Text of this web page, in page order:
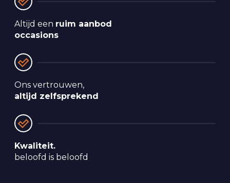
Altijd een ruim aanbod
occasions
Ons vertrouwen,
altijd zelfsprekend
Kwaliteit.
beloofd is beloofd